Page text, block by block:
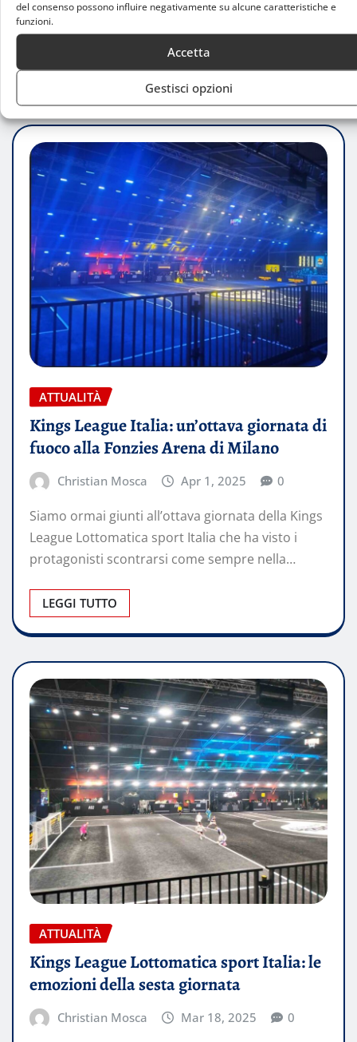
del consenso possono influire negativamente su alcune caratteristiche e
funzioni.
Accetta
Gestisci opzioni
per rottura di un…
LEGGI TUTTO
ATTUALITÀ
Kings League Italia: un’ottava giornata di
fuoco alla Fonzies Arena di Milano
Christian Mosca Apr 1, 2025 0
Siamo ormai giunti all’ottava giornata della Kings
League Lottomatica sport Italia che ha visto i
protagonisti scontrarsi come sempre nella…
LEGGI TUTTO
ATTUALITÀ
Kings League Lottomatica sport Italia: le
emozioni della sesta giornata
Christian Mosca Mar 18, 2025 0